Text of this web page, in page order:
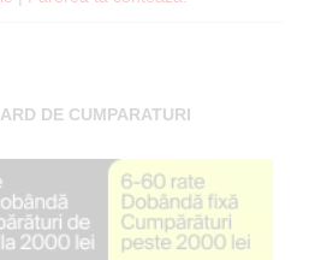
DE CUMPARATURI